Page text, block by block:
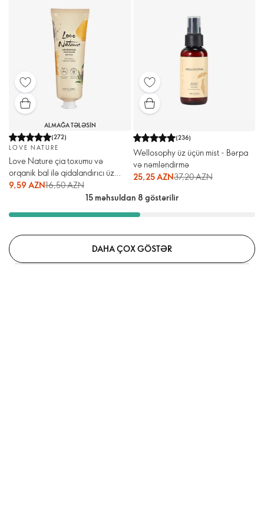
ALMAĞA TƏLƏSIN
(272)
LOVE NATURE
Love Nature çia toxumu və
orqanik bal ilə qidalandırıcı üz
maskası
9,59 AZN16,50 AZN
(236)
Wellosophy üz üçün mist - Bərpa
və nəmləndirmə
25,25 AZN37,20 AZN
15 məhsuldan 8 göstərilir
DAHA ÇOX GÖSTƏR